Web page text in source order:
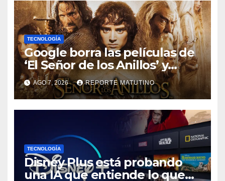
TECNOLOGÍA
Google borra las películas de
‘El Señor de los Anillos’ y
reabre el debate sobre la
propiedad digital
AGO 7, 2026 REPORTE MATUTINO
TECNOLOGÍA
Disney Plus está probando
una IA que entiende lo que